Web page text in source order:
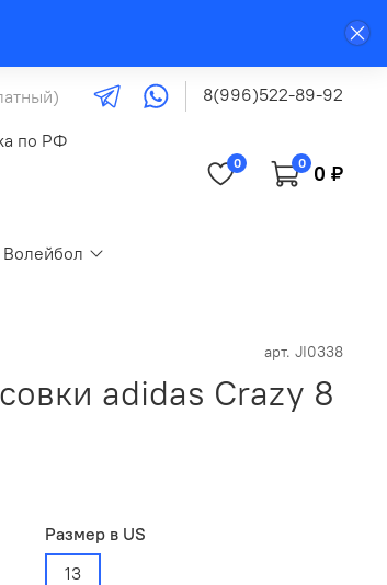
8(996)522-89-92
по РФ
0 0 0 ₽
Волейбол
арт. JI0338
adidas Crazy 8
Размер в US
13